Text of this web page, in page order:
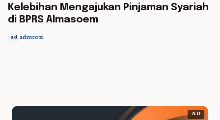
5 min read
Kelebihan Mengajukan Pinjaman Syariah
di BPRS Almasoem
ad admrozi
AD